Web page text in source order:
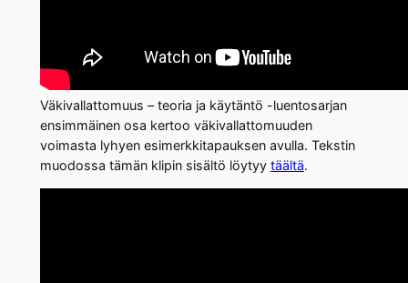
Väkivallattomuus – teoria ja käytäntö -luentosarjan
ensimmäinen osa kertoo väkivallattomuuden
voimasta lyhyen esimerkkitapauksen avulla. Tekstin
muodossa tämän klipin sisältö löytyy täältä.